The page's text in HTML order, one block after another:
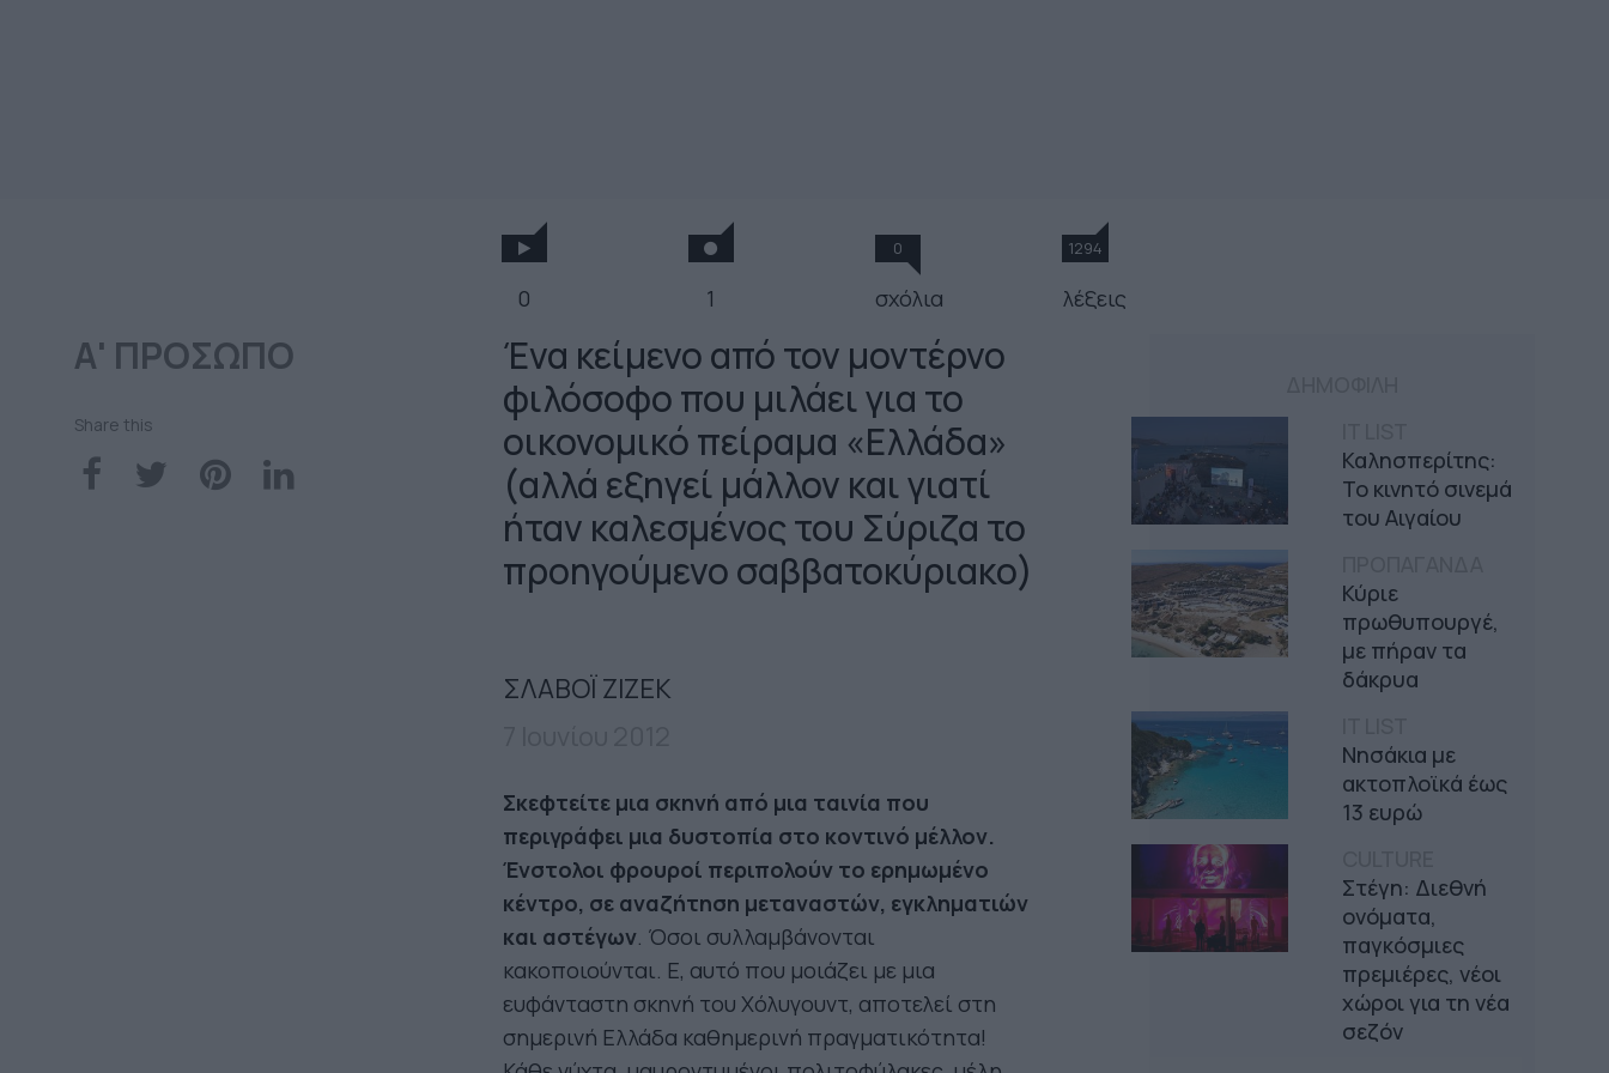
0 1
0
σχόλια
1294
λέξεις
Α' ΠΡΟΣΩΠΟ
Share this
Καλησπερίτης:
Το κινητό σινεμά
του Αιγαίου
Κύριε
πρωθυπουργέ,
με πήραν τα
δάκρυα
Νησάκια με
ακτοπλοϊκά έως
13 ευρώ
Στέγη: Διεθνή
ονόματα,
παγκόσμιες
πρεμιέρες, νέοι
χώροι για τη νέα
σεζόν
Ένα κείμενο από τον μοντέρνο
φιλόσοφο που μιλάει για το
οικονομικό πείραμα «Ελλάδα»
(αλλά εξηγεί μάλλον και γιατί
ήταν καλεσμένος του Σύριζα το
προηγούμενο σαββατοκύριακο)
ΣΛΑΒΟΪ ΖΙΖΕΚ
Σκεφτείτε μια σκηνή από μια ταινία που
περιγράφει μια δυστοπία στο κοντινό μέλλον.
Ένστολοι φρουροί περιπολούν το ερημωμένο
κέντρο, σε αναζήτηση μεταναστών, εγκληματιών
και αστέγων. Όσοι συλλαμβάνονται
κακοποιούνται. Ε, αυτό που μοιάζει με μια
ευφάνταστη σκηνή του Χόλυγουντ, αποτελεί στη
σημερινή Ελλάδα καθημερινή πραγματικότητα!